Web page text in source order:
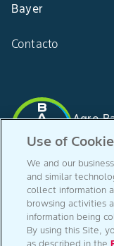
Bayer
Contacto
Agro
Segue-nos em
Use of
We and our
and similar
collect information
browsing activities
information being
By using this Site,
as described in the